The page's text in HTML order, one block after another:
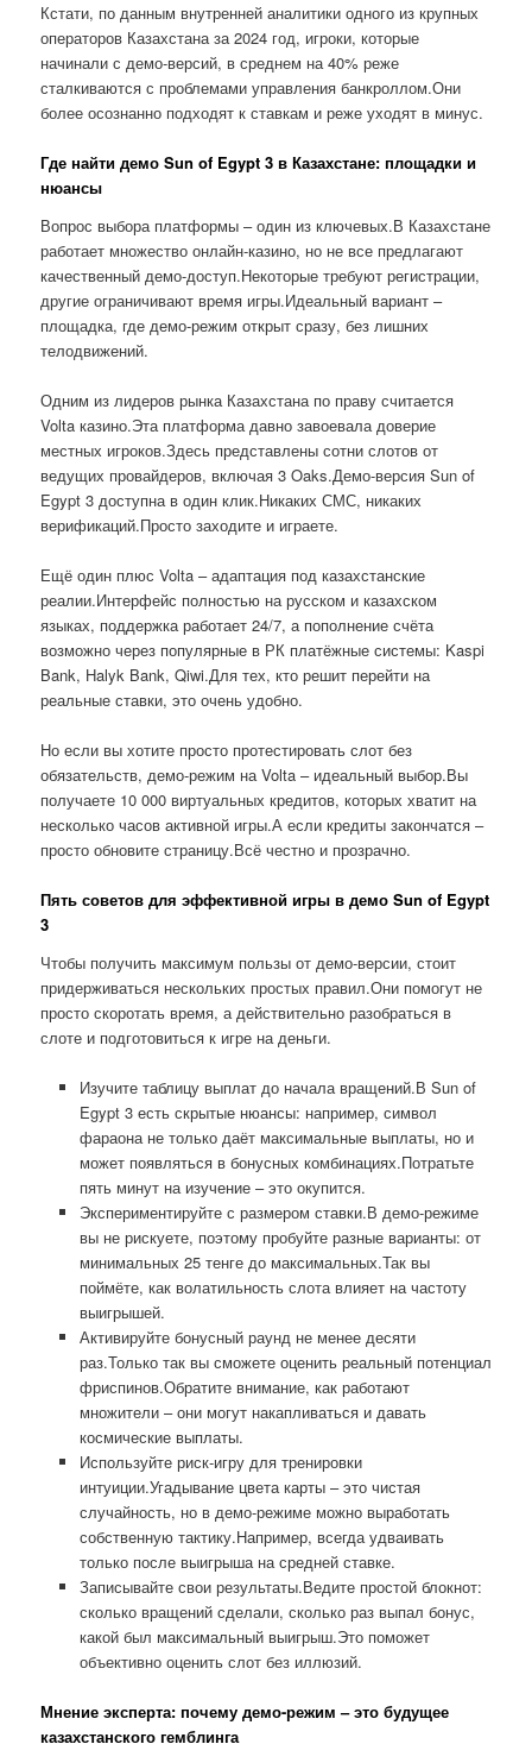
Кстати, по данным внутренней аналитики одного из крупных
операторов Казахстана за 2024 год, игроки, которые
начинали с демо-версий, в среднем на 40% реже
сталкиваются с проблемами управления банкроллом.Они
более осознанно подходят к ставкам и реже уходят в минус.
Где найти демо Sun of Egypt 3 в Казахстане: площадки и
нюансы
Вопрос выбора платформы – один из ключевых.В Казахстане
работает множество онлайн-казино, но не все предлагают
качественный демо-доступ.Некоторые требуют регистрации,
другие ограничивают время игры.Идеальный вариант –
площадка, где демо-режим открыт сразу, без лишних
телодвижений.
Одним из лидеров рынка Казахстана по праву считается
Volta казино.Эта платформа давно завоевала доверие
местных игроков.Здесь представлены сотни слотов от
ведущих провайдеров, включая 3 Oaks.Демо-версия Sun of
Egypt 3 доступна в один клик.Никаких СМС, никаких
верификаций.Просто заходите и играете.
Ещё один плюс Volta – адаптация под казахстанские
реалии.Интерфейс полностью на русском и казахском
языках, поддержка работает 24/7, а пополнение счёта
возможно через популярные в РК платёжные системы: Kaspi
Bank, Halyk Bank, Qiwi.Для тех, кто решит перейти на
реальные ставки, это очень удобно.
Но если вы хотите просто протестировать слот без
обязательств, демо-режим на Volta – идеальный выбор.Вы
получаете 10 000 виртуальных кредитов, которых хватит на
несколько часов активной игры.А если кредиты закончатся –
просто обновите страницу.Всё честно и прозрачно.
Пять советов для эффективной игры в демо Sun of Egypt
3
Чтобы получить максимум пользы от демо-версии, стоит
придерживаться нескольких простых правил.Они помогут не
просто скоротать время, а действительно разобраться в
слоте и подготовиться к игре на деньги.
Изучите таблицу выплат до начала вращений.В Sun of
Egypt 3 есть скрытые нюансы: например, символ
фараона не только даёт максимальные выплаты, но и
может появляться в бонусных комбинациях.Потратьте
пять минут на изучение – это окупится.
Экспериментируйте с размером ставки.В демо-режиме
вы не рискуете, поэтому пробуйте разные варианты: от
минимальных 25 тенге до максимальных.Так вы
поймёте, как волатильность слота влияет на частоту
выигрышей.
Активируйте бонусный раунд не менее десяти
раз.Только так вы сможете оценить реальный потенциал
фриспинов.Обратите внимание, как работают
множители – они могут накапливаться и давать
космические выплаты.
Используйте риск-игру для тренировки
интуиции.Угадывание цвета карты – это чистая
случайность, но в демо-режиме можно выработать
собственную тактику.Например, всегда удваивать
только после выигрыша на средней ставке.
Записывайте свои результаты.Ведите простой блокнот:
сколько вращений сделали, сколько раз выпал бонус,
какой был максимальный выигрыш.Это поможет
объективно оценить слот без иллюзий.
Мнение эксперта: почему демо-режим – это будущее
казахстанского гемблинга